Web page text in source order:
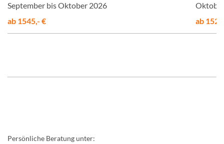
September bis Oktober 2026
ab 1545,- €
ab
Persönliche Beratung unter: